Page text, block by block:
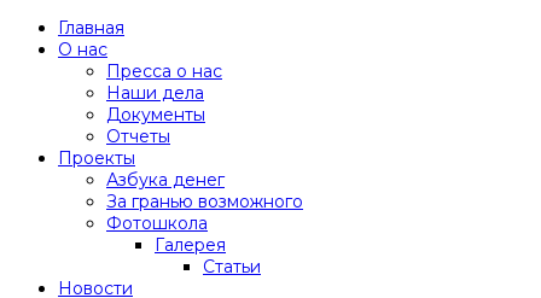
Главная
О нас
Пресса о нас
Наши дела
Документы
Отчеты
Проекты
Азбука денег
За гранью возможного
Фотошкола
Галерея
Статьи
Новости